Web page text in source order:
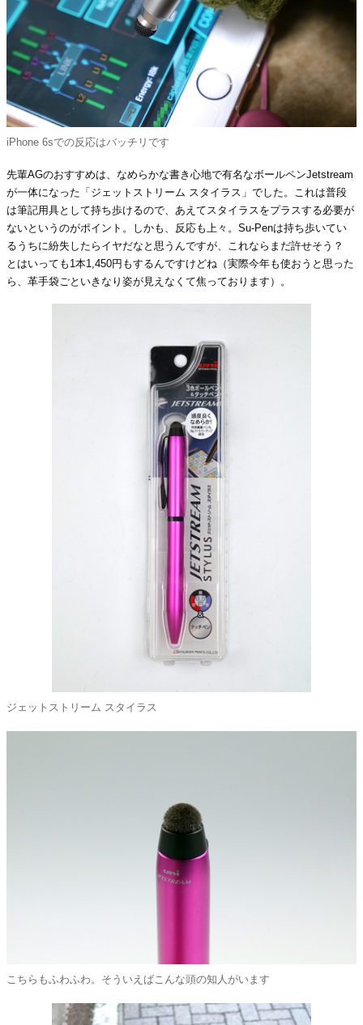
iPhone 6sでの反応はバッチリです
先輩AGのおすすめは、なめらかな書き心地で有名なボールペンJetstream
が一体になった「ジェットストリーム スタイラス」でした。これは普段
は筆記用具として持ち歩けるので、あえてスタイラスをプラスする必要が
ないというのがポイント。しかも、反応も上々。Su-Penは持ち歩いてい
るうちに紛失したらイヤだなと思うんですが、これならまだ許せそう？
とはいっても1本1,450円もするんですけどね（実際今年も使おうと思った
ら、革手袋ごといきなり姿が見えなくて焦っております）。
ジェットストリーム スタイラス
こちらもふわふわ。そういえばこんな頭の知人がいます